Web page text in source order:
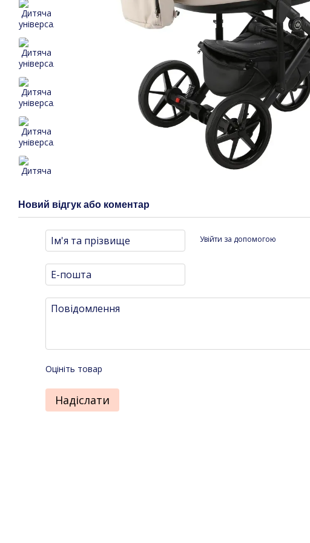
Новий відгук або коментар
Увійти за допомогою
Оцініть товар
Надіслати